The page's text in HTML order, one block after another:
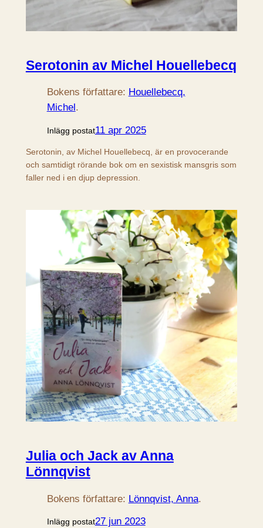
Serotonin av Michel Houellebecq
Bokens författare: Houellebecq,
Michel .
Inlägg postat11 apr 2025
Serotonin, av Michel Houellebecq, är en provocerande
och samtidigt rörande bok om en sexistisk mansgris som
faller ned i en djup depression.
Julia och Jack av Anna
Lönnqvist
Bokens författare: Lönnqvist, Anna.
Inlägg postat27 jun 2023